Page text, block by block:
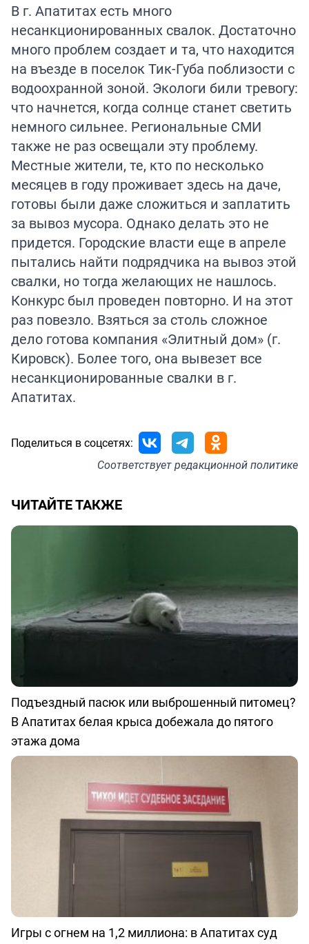
В г. Апатитах есть много
несанкционированных свалок. Достаточно
много проблем создает и та, что находится
на въезде в поселок Тик-Губа поблизости с
водоохранной зоной. Экологи били тревогу:
что начнется, когда солнце станет светить
немного сильнее. Региональные СМИ
также не раз освещали эту проблему.
Местные жители, те, кто по несколько
месяцев в году проживает здесь на даче,
готовы были даже сложиться и заплатить
за вывоз мусора. Однако делать это не
придется. Городские власти еще в апреле
пытались найти подрядчика на вывоз этой
свалки, но тогда желающих не нашлось.
Конкурс был проведен повторно. И на этот
раз повезло. Взяться за столь сложное
дело готова компания «Элитный дом» (г.
Кировск). Более того, она вывезет все
несанкционированные свалки в г.
Апатитах.
Поделиться в соцсетях:
Соответствуетредакционной политике
ЧИТАЙТЕ ТАКЖЕ
Подъездный пасюк или выброшенный питомец?
В Апатитах белая крыса добежала до пятого
этажа дома
Игры с огнем на 1,2 миллиона: в Апатитах суд